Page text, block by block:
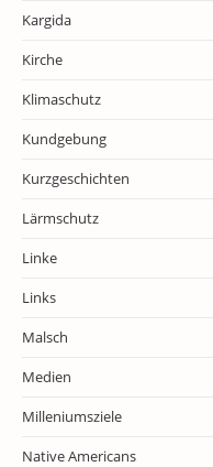
Kargida
Kirche
Klimaschutz
Kundgebung
Kurzgeschichten
Lärmschutz
Linke
Links
Malsch
Medien
Milleniumsziele
Native Americans